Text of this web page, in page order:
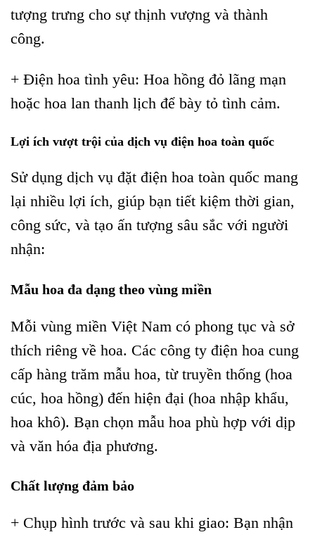
tượng trưng cho sự thịnh vượng và thành
công.
+ Điện hoa tình yêu: Hoa hồng đỏ lãng mạn
hoặc hoa lan thanh lịch để bày tỏ tình cảm.
Lợi ích vượt trội của dịch vụ điện hoa toàn quốc
Sử dụng dịch vụ đặt điện hoa toàn quốc mang
lại nhiều lợi ích, giúp bạn tiết kiệm thời gian,
công sức, và tạo ấn tượng sâu sắc với người
nhận:
Mẫu hoa đa dạng theo vùng miền
Mỗi vùng miền Việt Nam có phong tục và sở
thích riêng về hoa. Các công ty điện hoa cung
cấp hàng trăm mẫu hoa, từ truyền thống (hoa
cúc, hoa hồng) đến hiện đại (hoa nhập khẩu,
hoa khô). Bạn chọn mẫu hoa phù hợp với dịp
và văn hóa địa phương.
Chất lượng đảm bảo
+ Chụp hình trước và sau khi giao: Bạn nhận